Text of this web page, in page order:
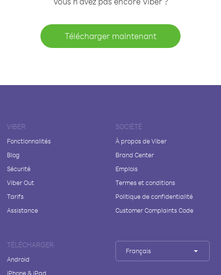
Télécharger maintenant
VIBER
Fonctionnalités
Blog
Sécurité
Viber Out
Tarifs
Assistance
SOCIÉTÉ
À propos de Viber
Brand Center
Emplois
Termes et conditions
Politique de confidentialité
Customer Complaints Code
TÉLÉCHARGER
Android
iPhone & iPad
Français